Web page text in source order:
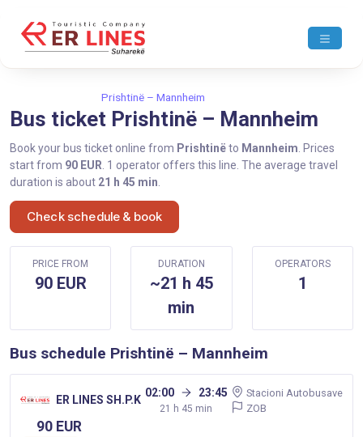
Prishtinë – Mannheim
Bus ticket Prishtinë – Mannheim
Book your bus ticket online from Prishtinëto Mannheim . Prices
start from 90 EUR . 1 operator offers this line. The average travel
duration is about 21 h 45 min
Check schedule & book
PRICE FROM
90 EUR
DURATION
~21 h 45
min
OPERATORS
1
Bus schedule Prishtinë – Mannheim
ER LINES SH.P.K
02:00 23:45
21 h 45 min
Stacioni Autobusave
ZOB
90 EUR